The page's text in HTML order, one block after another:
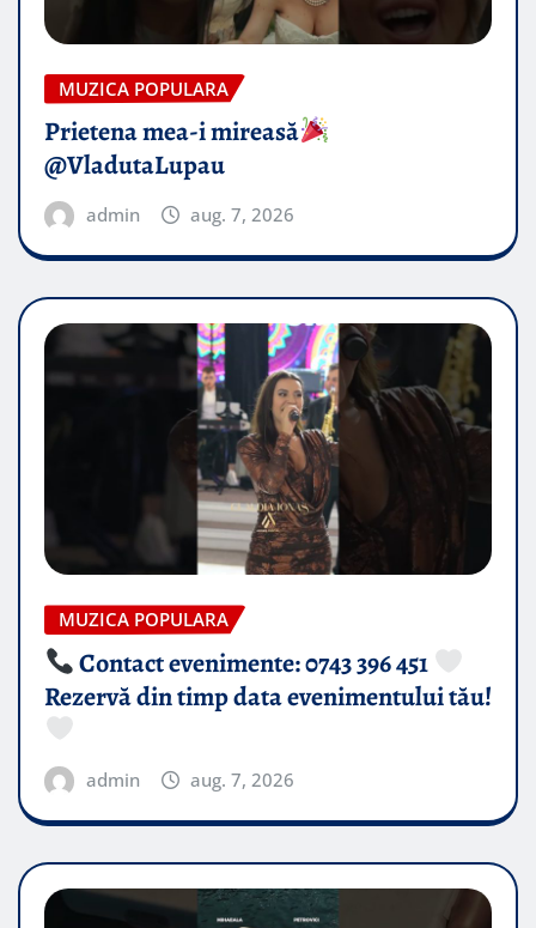
MUZICA POPULARA
Prietena mea-i mireasă​
@VladutaLupau
admin aug. 7, 2026
MUZICA POPULARA
Contact evenimente: 0743 396 451
Rezervă din timp data evenimentului tău!
admin aug. 7, 2026